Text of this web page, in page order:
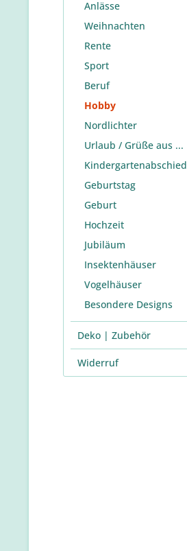
Anlässe
Weihnachten
Rente
Sport
Beruf
Hobby
Nordlichter
Urlaub / Grüße aus ...
Kindergartenabschied
Geburtstag
Geburt
Hochzeit
Jubiläum
Insektenhäuser
Vogelhäuser
Besondere Designs
Deko | Zubehör
Widerruf